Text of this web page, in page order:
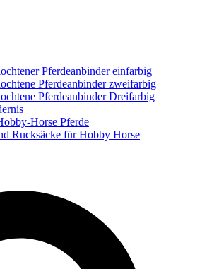
Pferdeanbinder einfarbig
Pferdeanbinder zweifarbig
Pferdeanbinder Dreifarbig
Horse Pferde
Rucksäcke für Hobby Horse